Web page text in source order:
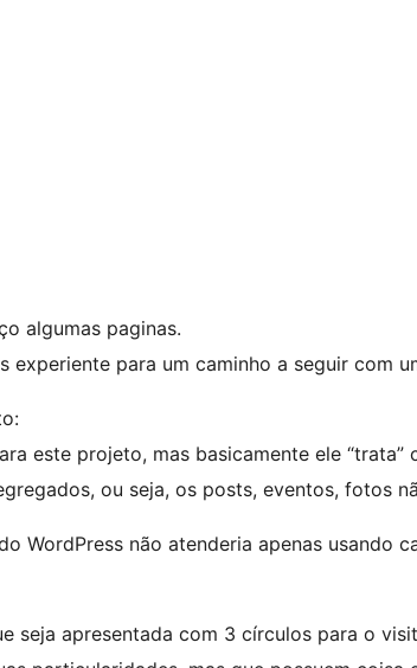
algumas paginas.
experiente para um caminho a seguir com
este projeto, mas basicamente ele
ou seja, os posts, eventos, fotos
WordPress não atenderia apenas usando
seja apresentada com 3 círculos para o